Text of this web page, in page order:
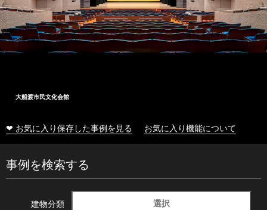
大船渡市民文化会館
❤ お気に入り保存した事例を見る お気に入り機能について
事例を検索する
建物分類 選択